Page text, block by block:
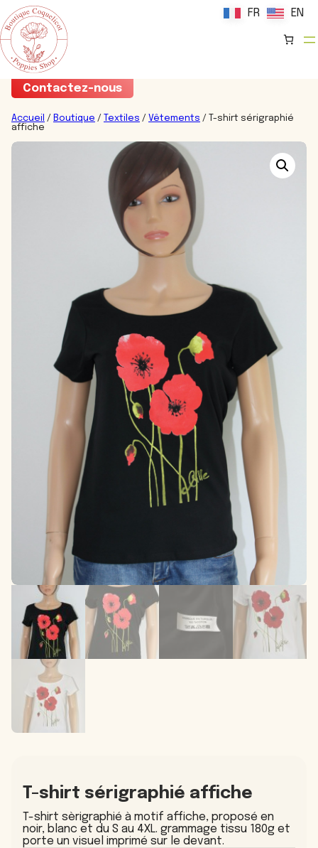
au
Contactez-nous
Accueil / Boutique / Textiles / Vêtements / T-shirt sérigraphié
affiche
T-shirt sérigraphié affiche
T-shirt sèrigraphié à motif affiche, proposé en
noir, blanc et du S au 4XL. grammage tissu 180g et
porte un visuel imprimé sur le devant.
FR EN
FR EN